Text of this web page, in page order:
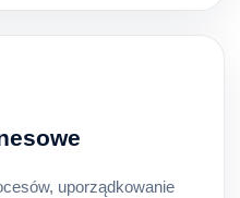
uporządkowanie